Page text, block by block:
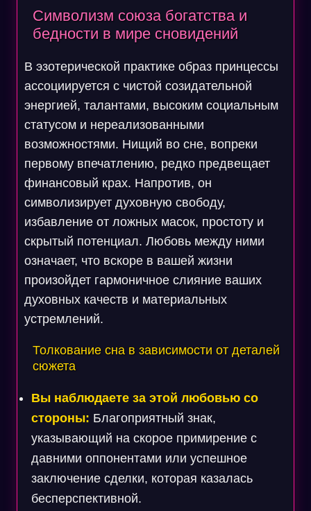
Символизм союза богатства и
бедности в мире сновидений
В эзотерической практике образ принцессы
ассоциируется с чистой созидательной
энергией, талантами, высоким социальным
статусом и нереализованными
возможностями. Нищий во сне, вопреки
первому впечатлению, редко предвещает
финансовый крах. Напротив, он
символизирует духовную свободу,
избавление от ложных масок, простоту и
скрытый потенциал. Любовь между ними
означает, что вскоре в вашей жизни
произойдет гармоничное слияние ваших
духовных качеств и материальных
устремлений.
Толкование сна в зависимости от деталей
сюжета
Вы наблюдаете за этой любовью со
стороны: Благоприятный знак,
указывающий на скорое примирение с
давними оппонентами или успешное
заключение сделки, которая казалась
бесперспективной.